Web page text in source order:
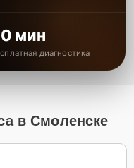
мин
диагностика
в Смоленске